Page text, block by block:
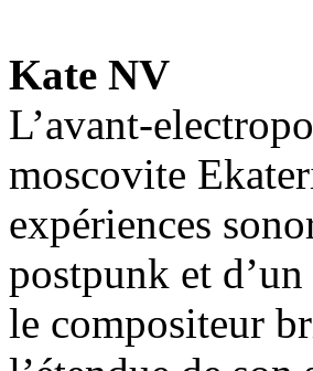
Kate NV
L’avant-
moscovite
expériences
postpunk et
le compositeur